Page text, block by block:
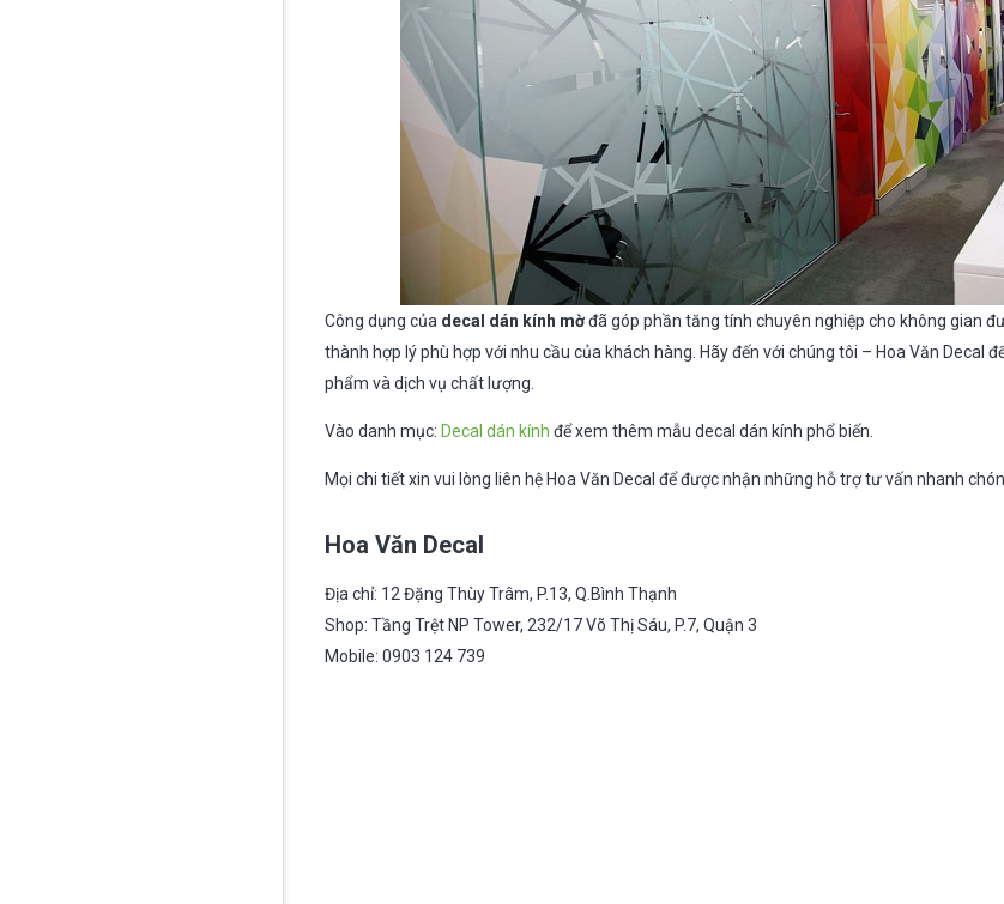
Công dụng của decal dán kính mờđã góp phần tăng tính chuyên nghiệp cho không gian
thành hợp lý phù hợp với nhu cầu của khách hàng. Hãy đến với chúng tôi – Hoa Văn Decal
phẩm và dịch vụ chất lượng.
Vào danh mục: Decal dán kính để xem thêm mẫu decal dán kính phổ biến.
Mọi chi tiết xin vui lòng liên hệ Hoa Văn Decal để được nhận những hỗ trợ tư vấn nhanh
Hoa Văn Decal
Địa chỉ: 12 Đặng Thùy Trâm, P.13, Q.Bình Thạnh
Shop: Tầng Trệt NP Tower, 232/17 Võ Thị Sáu, P.7, Quận 3
Mobile: 0903 124 739